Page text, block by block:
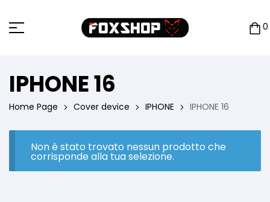
0
IPHONE 16
Home Page Cover device IPHONE IPHONE 16
Non è stato trovato nessun prodotto che
corrisponde alla tua selezione.